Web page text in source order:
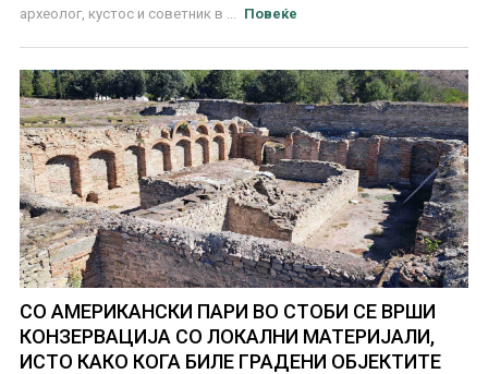
археолог, кустос и советник в ...
Повеќе
СО АМЕРИКАНСКИ ПАРИ ВО СТОБИ СЕ ВРШИ
КОНЗЕРВАЦИЈА СО ЛОКАЛНИ МАТЕРИЈАЛИ,
ИСТО КАКО КОГА БИЛЕ ГРАДЕНИ ОБЈЕКТИТЕ